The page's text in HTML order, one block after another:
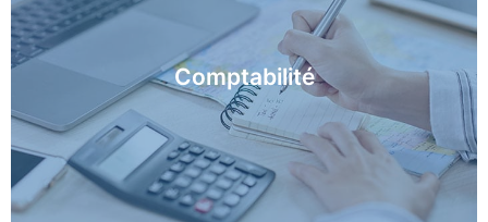
En savoir plus
Comptabilité